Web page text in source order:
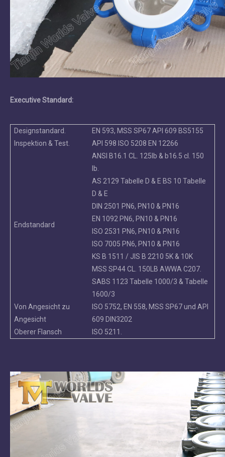
Executive Standard:
Designstandard.
EN 593, MSS SP67 API 609 BS5155
Inspektion & Test.
API 598 ISO 5208 EN 12266
Endstandard
ANSI B16.1 CL. 125lb & b16.5 cl. 150
lb.
AS 2129 Tabelle D & E BS 10 Tabelle
D & E
DIN 2501 PN6, PN10 & PN16
EN 1092 PN6, PN10 & PN16
ISO 2531 PN6, PN10 & PN16
ISO 7005 PN6, PN10 & PN16
KS B 1511 / JIS B 2210 5K & 10K
MSS SP44 CL. 150LB AWWA C207.
SABS 1123 Tabelle 1000/3 & Tabelle
1600/3
Von Angesicht zu
Angesicht
ISO 5752, EN 558, MSS SP67 und API
609 DIN3202
Oberer Flansch
ISO 5211.